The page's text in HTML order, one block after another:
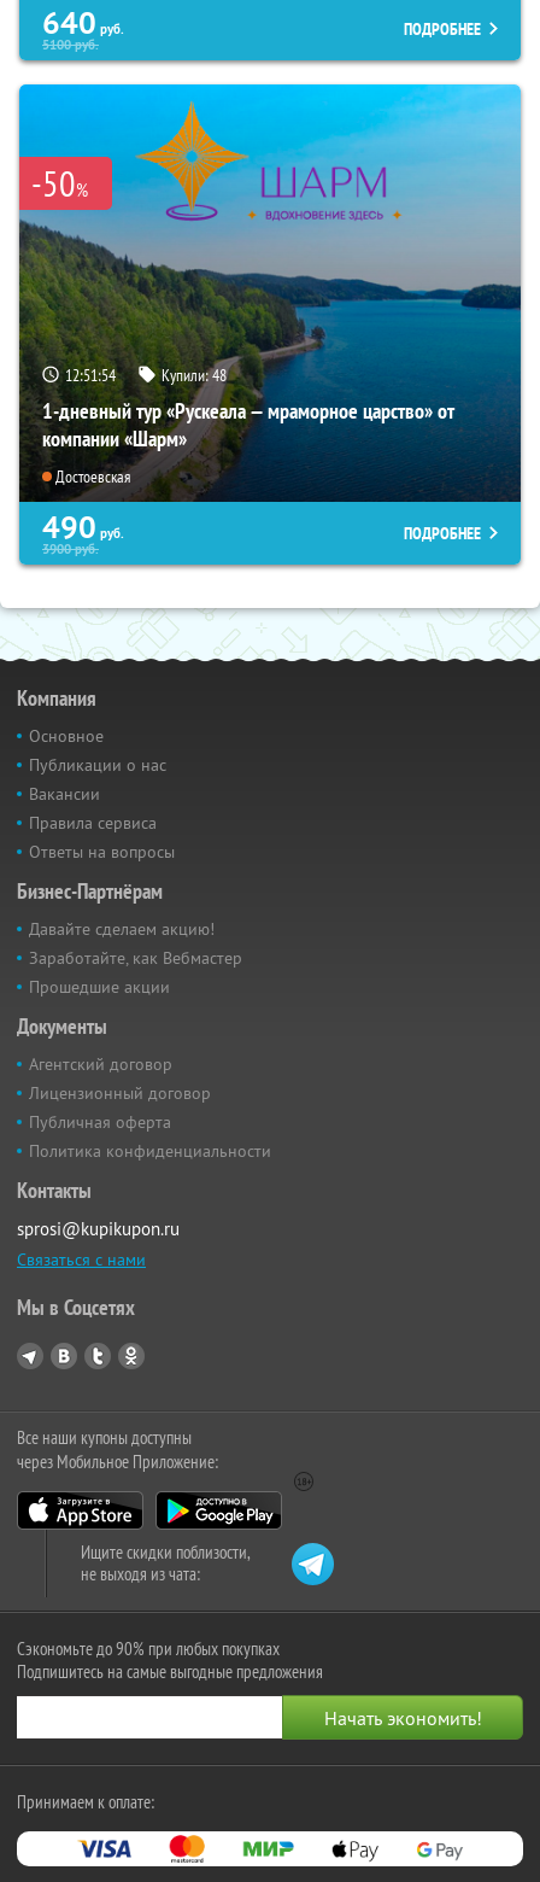
640 руб.
5100руб.
ПОДРОБНЕЕ
-50%
12:51:53 Купили:48
1-дневный тур «Рускеала — мраморное царство» от
компании «Шарм»
Достоевская
490 руб.
3900руб.
ПОДРОБНЕЕ
Компания
Основное
Публикации о нас
Вакансии
Правила сервиса
Ответы на вопросы
Бизнес-Партнёрам
Давайте сделаем акцию!
Заработайте, как Вебмастер
Прошедшие акции
Документы
Агентский договор
Лицензионный договор
Публичная оферта
Политика конфиденциальности
Контакты
sprosi@kupikupon.ru
Связаться с нами
Мы в Соцсетях
Все наши купоны доступны
через Мобильное Приложение:
Ищите скидки поблизости,
не выходя из чата:
Сэкономьте до 90% при любых покупках
Подпишитесь на самые выгодные предложения
Принимаем к оплате: